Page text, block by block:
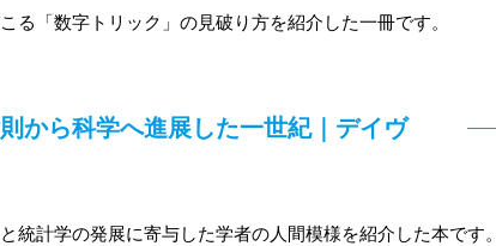
「数字トリック」の見破り方を紹介した一冊です。
から科学へ進展した一世紀｜デイヴ
統計学の発展に寄与した学者の人間模様を紹介した本です